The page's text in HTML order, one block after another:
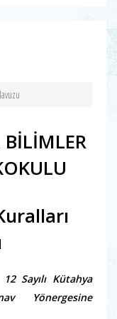
BİLİMLER
Sayılı Kütahya
Yönergesine